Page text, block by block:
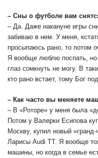
– Сны о футболе вам
– Да. Даже накануне игры
забиваю в нем. У меня,
просыпаюсь рано, то потом
Я вообще люблю поспать,
глаз сомкнуть не могу. В
кто рано встает, тому Бог
– Как часто вы меняете
– В «Роторе» у меня была
Потом у Валерки Есипова
Москву, купил новый
Ларисы Audi TT. Я вообще
машины, но когда в семье